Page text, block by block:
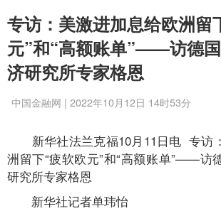
专访：美激进加息给欧洲留
元”和“高额账单”——访德
济研究所专家格恩
中国金融网 | 2022年10月12日 14时53分
新华社法兰克福10月11日电 专访
洲留下“疲软欧元”和“高额账单”——访
研究所专家格恩
新华社记者单玮怡